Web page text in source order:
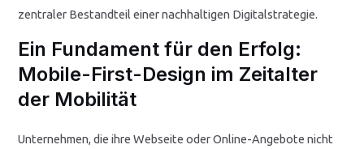
zentraler Bestandteil einer nachhaltigen Digitalstrategie.
Ein Fundament für den Erfolg:
Mobile-First-Design im Zeitalter
der Mobilität
Unternehmen, die ihre Webseite oder Online-Angebote nicht